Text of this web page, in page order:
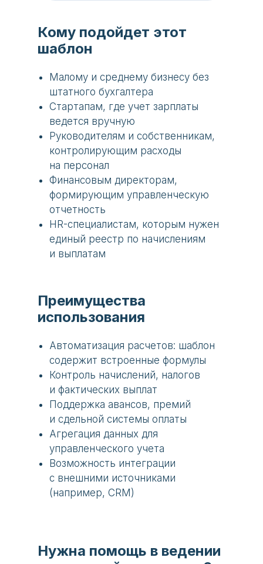
Автоматизация расчетов: шаблон
содержит встроенные формулы
Контроль начислений, налогов
и фактических выплат
Поддержка авансов, премий
и сдельной системы оплаты
Агрегация данных для
управленческого учета
Возможность интеграции
с внешними источниками
(например, CRM)
Малому и среднему бизнесу без
штатного бухгалтера
Стартапам, где учет зарплаты
ведется вручную
Руководителям и собственникам,
контролирующим расходы
на персонал
Финансовым директорам,
формирующим управленческую
отчетность
HR-специалистам, которым нужен
единый реестр по начислениям
и выплатам
Кому подойдет этот
шаблон
Преимущества
использования
Нужна помощь в ведении